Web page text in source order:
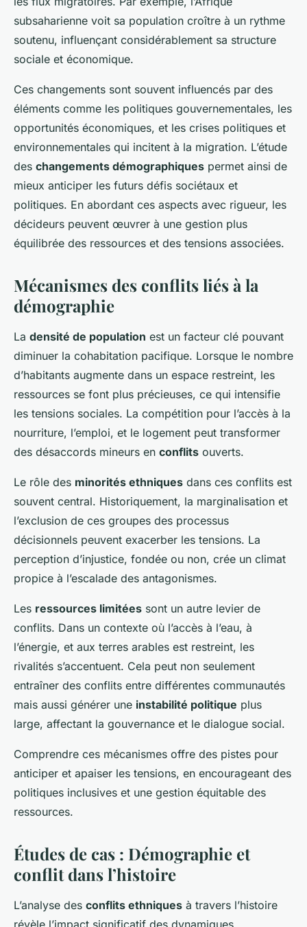
subsaharienne voit sa population croître à un rythme
soutenu, influençant considérablement sa structure
sociale et économique.
Ces changements sont souvent influencés par des
éléments comme les politiques gouvernementales, les
opportunités économiques, et les crises politiques et
environnementales qui incitent à la migration. L’étude
des changements démographiques permet ainsi de
mieux anticiper les futurs défis sociétaux et
politiques. En abordant ces aspects avec rigueur, les
décideurs peuvent œuvrer à une gestion plus
équilibrée des ressources et des tensions associées.
Mécanismes des conflits liés à la
démographie
La densité de population est un facteur clé pouvant
diminuer la cohabitation pacifique. Lorsque le nombre
d’habitants augmente dans un espace restreint, les
ressources se font plus précieuses, ce qui intensifie
les tensions sociales. La compétition pour l’accès à la
nourriture, l’emploi, et le logement peut transformer
des désaccords mineurs en conflits ouverts.
Le rôle des minorités ethniques dans ces conflits est
souvent central. Historiquement, la marginalisation et
l’exclusion de ces groupes des processus
décisionnels peuvent exacerber les tensions. La
perception d’injustice, fondée ou non, crée un climat
propice à l’escalade des antagonismes.
Les ressources limitées sont un autre levier de
conflits. Dans un contexte où l’accès à l’eau, à
l’énergie, et aux terres arables est restreint, les
rivalités s’accentuent. Cela peut non seulement
entraîner des conflits entre différentes communautés
mais aussi générer une instabilité politique plus
large, affectant la gouvernance et le dialogue social.
Comprendre ces mécanismes offre des pistes pour
anticiper et apaiser les tensions, en encourageant des
politiques inclusives et une gestion équitable des
ressources.
Études de cas : Démographie et
conflit dans l’histoire
L’analyse des conflits ethniques à travers l’histoire
révèle l’impact significatif des dynamiques